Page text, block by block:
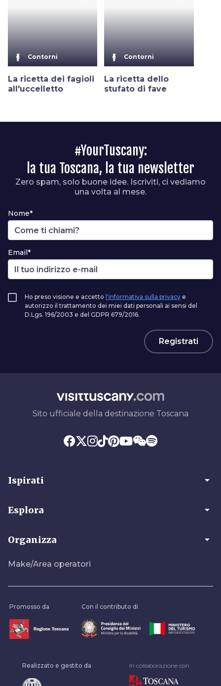
Contorni
La ricetta dei fagioli
all'uccelletto
Contorni
La ricetta dello
stufato di fave
#YourTuscany:
la tua Toscana, la tua newsletter
Zero spam, solo buone idee. Iscriviti, ci vediamo
una volta al mese.
Nome*
Email*
Ho preso visione e accetto l'informativa sulla privacy e
autorizzo il trattamento dei miei dati personali ai sensi del
D.Lgs. 196/2003 e del GDPR 679/2016.
Registrati
Sito ufficiale della destinazione Toscana
Ispirati arrow_drop_down
Esplora arrow_drop_down
Organizza arrow_drop_down
Make/Area operatori
Promosso da Con il contributo di
Realizzato e gestito da In collaborazione con